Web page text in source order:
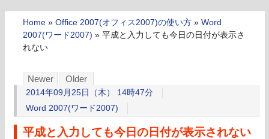
Home » Office 2007(オフィス2007)の使い方 » Word
2007(ワード2007) » 平成と入力しても今日の日付が表示さ
れない
Newer Older
2014年09月25日（木） 14時47分
Word 2007(ワード2007)
平成と入力しても今日の日付が表示されない